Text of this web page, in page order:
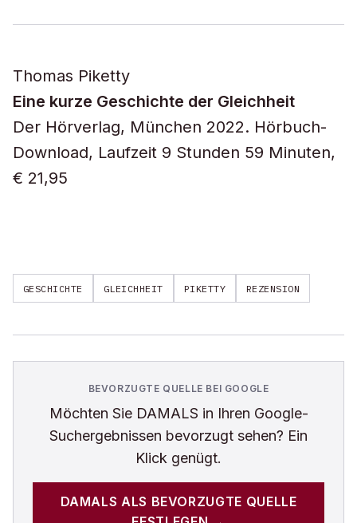
Thomas Piketty
Eine kurze Geschichte der Gleichheit
Der Hörverlag, München 2022. Hörbuch-
Download, Laufzeit 9 Stunden 59 Minuten,
€ 21,95
GESCHICHTE GLEICHHEIT PIKETTY REZENSION
BEVORZUGTE QUELLE BEI GOOGLE
Möchten Sie DAMALS in Ihren Google-
Suchergebnissen bevorzugt sehen? Ein
Klick genügt.
DAMALS ALS BEVORZUGTE QUELLE